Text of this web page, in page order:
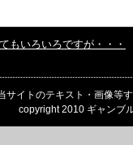
もいろいろですが・・・
サイトのテキスト・画像等
copyright 2010 ギャンブ